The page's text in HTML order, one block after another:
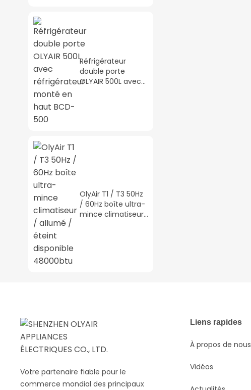
Réfrigérateur
double porte
OLYAIR 500L avec
OlyAir T1 / T3 50Hz
/ 60Hz boîte ultra-
mince climatiseur
Votre partenaire fiable pour le
commerce mondial des principaux
Liens rapides
À propos de nous
Vidéos